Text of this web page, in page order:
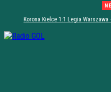
Korona Kielce 1:1 Legia